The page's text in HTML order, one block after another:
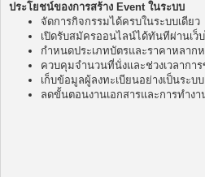
ประโยชน์ของการสร้าง Event ในระบบ
จัดการกิจกรรมได้ครบในระบบเดียว
เปิดรับสมัครออนไลน์ได้ทันทีผ่านเว็
กำหนดประเภทบัตรและราคาหลาก
ควบคุมจำนวนที่นั่งและช่วงเวลากา
เก็บข้อมูลผู้ลงทะเบียนอย่างเป็นระบบ
ลดขั้นตอนงานเอกสารและการทำง